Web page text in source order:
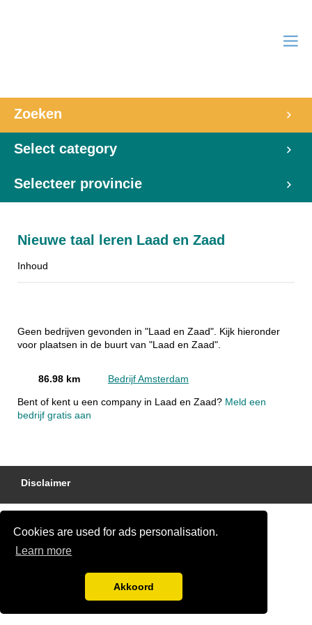
Cookies are used for ads personalisation.
Learn more
Akkoord
Zoeken
Select category
Selecteer provincie
Nieuwe taal leren Laad en Zaad
Inhoud
Geen bedrijven gevonden in "Laad en Zaad". Kijk hieronder
voor plaatsen in de buurt van "Laad en Zaad".
86.98 km Bedrijf Amsterdam
Bent of kent u een company in Laad en Zaad? Meld een
bedrijf gratis aan
Disclaimer